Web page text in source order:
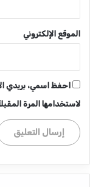
الموقع الإلكتروني
احفظ اسمي، بريدي
لاستخدامها المرة